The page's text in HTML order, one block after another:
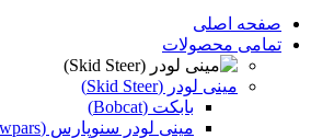
صفحه اصلی
تمامی محصولات
مینی لودر (Skid Steer)
بابکت (Bobcat)
مینی لودر سنوپارس (Snowpars)